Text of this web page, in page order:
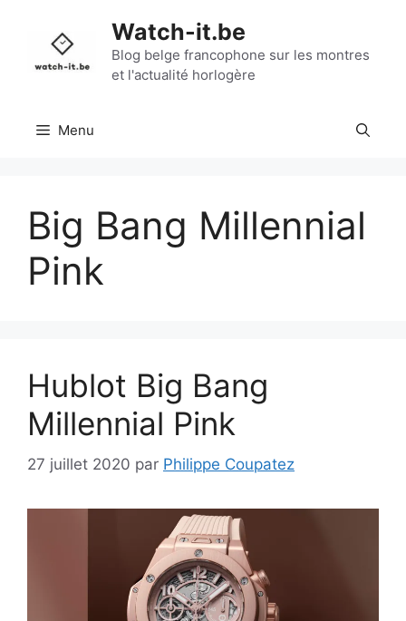
contenu
Watch-it.be
Blog belge francophone sur les montres
et l'actualité horlogère
Menu
Big Bang Millennial
Pink
Hublot Big Bang
Millennial Pink
27 juillet 2020 par Philippe Coupatez